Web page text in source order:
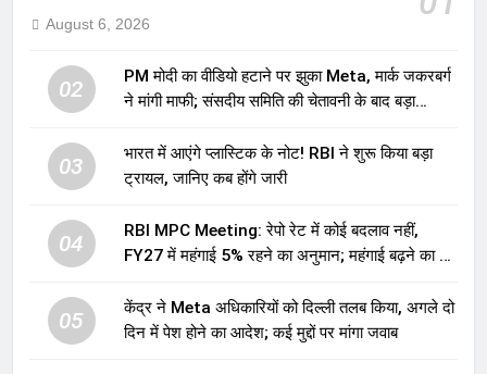
August 6, 2026
02
PM मोदी का वीडियो हटाने पर झुका Meta, मार्क जकरबर्ग
ने मांगी माफी; संसदीय समिति की चेतावनी के बाद बड़ा
03
भारत में आएंगे प्लास्टिक के नोट! RBI ने शुरू किया बड़ा
ट्रायल, जानिए कब होंगे जारी
04
RBI MPC Meeting: रेपो रेट में कोई बदलाव नहीं,
FY27 में महंगाई 5% रहने का अनुमान; महंगाई बढ़ने का भी
05
केंद्र ने Meta अधिकारियों को दिल्ली तलब किया, अगले दो
दिन में पेश होने का आदेश; कई मुद्दों पर मांगा जवाब